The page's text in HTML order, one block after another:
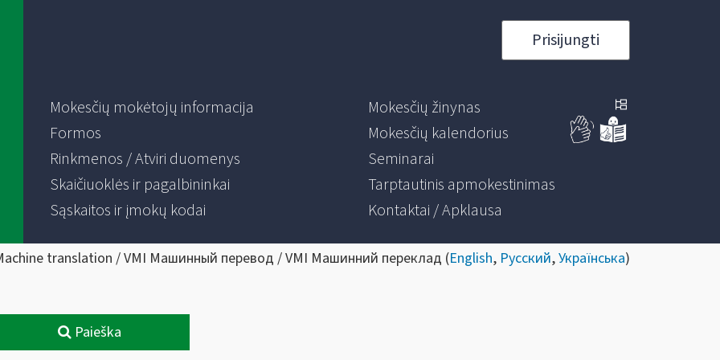
Prisijungti
Mokesčių mokėtojų informacija
Formos
Rinkmenos / Atviri duomenys
Skaičiuoklės ir pagalbininkai
Sąskaitos ir įmokų kodai
Mokesčių žinynas
Mokesčių kalendorius
Seminarai
Tarptautinis apmokestinimas
Kontaktai / Apklausa
translation / VMI Машинный перевод / VMI Машинний переклад (English, Русский,Українська)
Paieška